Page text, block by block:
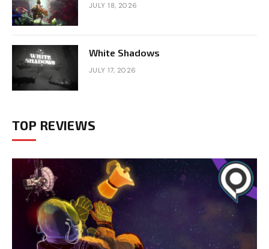
JULY 18, 2026
White Shadows
JULY 17, 2026
TOP REVIEWS